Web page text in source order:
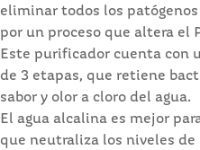
eliminar todos los
por un proceso que altera el
Este purificador cuenta con
de 3 etapas, que retiene
sabor y olor a cloro del agua.
El agua alcalina es mejor
que neutraliza los niveles